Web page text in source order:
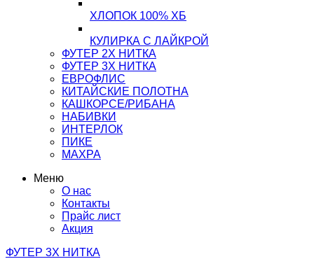
ХЛОПОК 100% ХБ
КУЛИРКА С ЛАЙКРОЙ
ФУТЕР 2Х НИТКА
ФУТЕР 3Х НИТКА
ЕВРОФЛИС
КИТАЙСКИЕ ПОЛОТНА
КАШКОРСЕ/РИБАНА
НАБИВКИ
ИНТЕРЛОК
ПИКЕ
МАХРА
Меню
О нас
Контакты
Прайс лист
Акция
ФУТЕР 3Х НИТКА